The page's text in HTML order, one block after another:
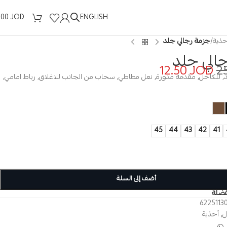
ENGLISH
JOD
/جزمة رجالي جلد
جلد
12.50JOD
للكاحل, مقدمة مدورة, نعل مطاطي, سحاب من الجانب للاغلاق, رباط امامي,
41
42
43
44
45
أضف إلى السلة
,أحذية